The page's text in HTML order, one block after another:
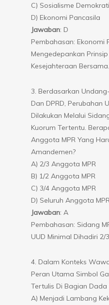
C) Sosialisme
D) Ekonomi Pancasila
Jawaban: D
Pembahasan: Ekonomi
Mengedepankan
Kesejahteraan Bersama.
3. Berdasarkan
Dan DPRD, Perubahan
Dilakukan Melalui
Kuorum Tertentu.
Anggota MPR Yang
Amandemen?
A) 2/3 Anggota MPR
B) 1/2 Anggota MPR
C) 3/4 Anggota MPR
D) Seluruh Anggota MPR
Jawaban: A
Pembahasan: Sidang
UUD Minimal Dihadiri 2/
4. Dalam Konteks
Peran Utama Simbol
Tertulis Di Bagian Dada
A) Menjadi Lambang